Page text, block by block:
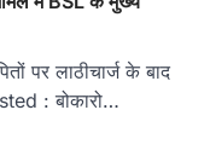
पर लाठीचार्ज के बाद
: बोकारो…